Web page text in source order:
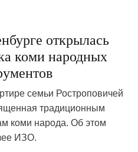
открылась
коми народных
семьи Ростроповичей
традиционным
коми народа. Об этом
ИЗО.